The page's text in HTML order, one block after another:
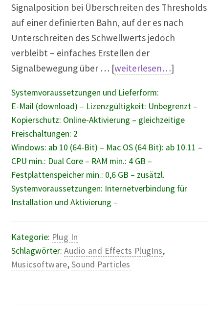
Signalposition bei Überschreiten des Thresholds
auf einer definierten Bahn, auf der es nach
Unterschreiten des Schwellwerts jedoch
verbleibt – einfaches Erstellen der
Signalbewegung über … [weiterlesen…]
Systemvoraussetzungen und Lieferform:
E-Mail (download) – Lizenzgültigkeit: Unbegrenzt –
Kopierschutz: Online-Aktivierung – gleichzeitige
Freischaltungen: 2
Windows: ab 10 (64-Bit) – Mac OS (64 Bit): ab 10.11 –
CPU min.: Dual Core – RAM min.: 4 GB –
Festplattenspeicher min.: 0,6 GB – zusätzl.
Systemvoraussetzungen: Internetverbindung für
Installation und Aktivierung –
Kategorie: Plug In
Schlagwörter: Audio and Effects PlugIns,
Musicsoftware,Sound Particles